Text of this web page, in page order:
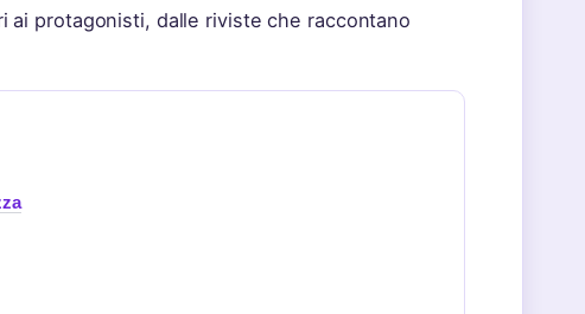
ai protagonisti, dalle riviste che raccontano